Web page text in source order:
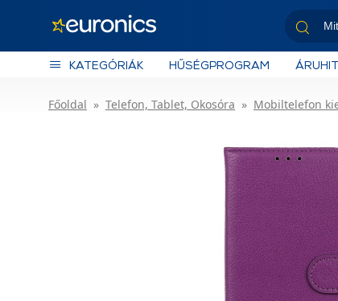
KATEGÓRIÁK HŰSÉGPROGRAM
Főoldal Telefon, Tablet, Okosóra Mobiltelefon